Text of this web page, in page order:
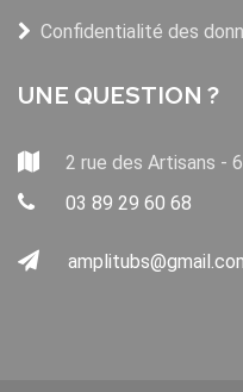
Confidentialité des
UNE QUESTION ?
2 rue des Artisans -
03 89 29 60 68